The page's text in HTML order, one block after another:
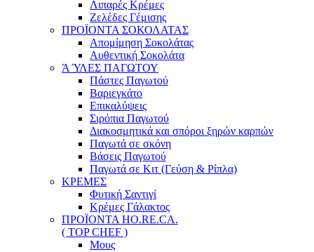
Λιπαρές Κρέμες
Ζελέδες Γέμισης
ΠΡΟΪΟΝΤΑ ΣΟΚΟΛΑΤΑΣ
Απομίμηση Σοκολάτας
Αυθεντική Σοκολάτα
Ά ΎΛΕΣ ΠΑΓΩΤΟΥ
Πάστες Παγωτού
Βαριεγκάτο
Επικαλύψεις
Σιρόπια Παγωτού
Διακοσμητικά και σπόροι ξηρών καρπών
Παγωτά σε σκόνη
Βάσεις Παγωτού
Παγωτά σε Κιτ (Γεύση & Ρίπλα)
ΚΡΕΜΕΣ
Φυτική Σαντιγί
Κρέμες Γάλακτος
ΠΡΟΪΟΝΤΑ HO.RE.CA.
( TOP CHEF )
Μους